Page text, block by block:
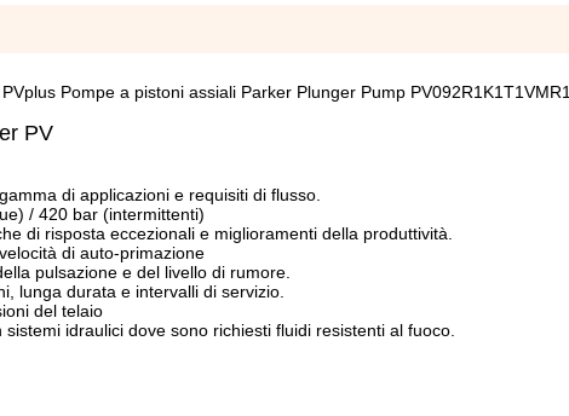
Pompe a pistoni assiali Parker Plunger Pump PV092R1K1T1VMR1
PV
di applicazioni e requisiti di flusso.
/ 420 bar (intermittenti)
di risposta eccezionali e miglioramenti della produttività.
di auto-primazione
pulsazione e del livello di rumore.
lunga durata e intervalli di servizio.
del telaio
idraulici dove sono richiesti fluidi resistenti al fuoco.